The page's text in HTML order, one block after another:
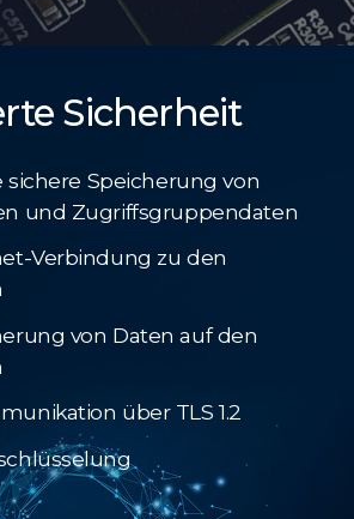
Sicherheit
sichere Speicherung von
und Zugriffsgruppendaten
Verbindung zu den
von Daten auf den
über TLS 1.2